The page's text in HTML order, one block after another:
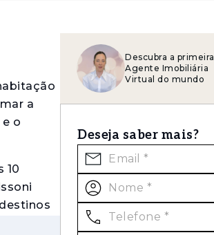
a
o
10
Descubra a primeira
Agente Imobiliária
Virtual do mundo
Deseja saber mais?